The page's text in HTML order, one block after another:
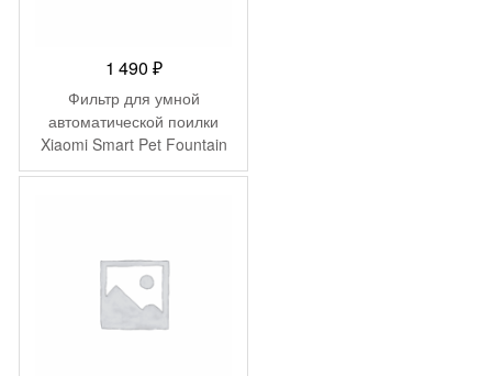
1 490 ₽
Фильтр для умной
автоматической поилки
Xiaomi Smart Pet Fountain
Filter 2